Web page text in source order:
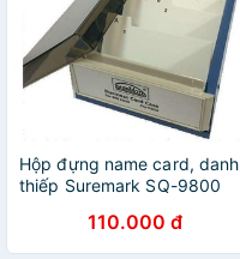
Hộp đựng name card, danh
thiếp Suremark SQ-9800
₫110,000110.000 đ